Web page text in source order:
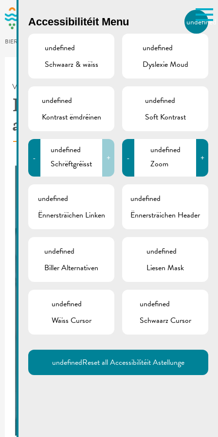
Skip to main content
BIERGER.REMICH.LU
Utilisez la recherche pour
Comme par exemple des contacts, des
VILLE DE REMICH / ACTUALITÉ
D’Jugendhaus stellt
an!
Accessibilitéit Menu undefined
undefined
Schwaarz & wäiss
undefined
Dyslexie Moud
undefined
Kontrast ëmdréinen
undefined
Soft Kontrast
-
undefined
Schrëftgréisst
+ -
undefined
Zoom
+
undefined
Ënnersträichen Linken
undefined
Ënnersträichen Header
undefined
Biller Alternativen
undefined
Liesen Mask
undefined
Wäiss Cursor
undefined
Schwaarz Cursor
undefinedReset all Accessibilitéit Astellunge